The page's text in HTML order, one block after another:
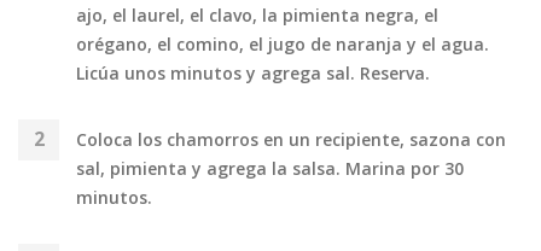
ajo, el laurel, el clavo, la pimienta negra, el
orégano, el comino, el jugo de naranja y el agua.
Licúa unos minutos y agrega sal. Reserva.
Coloca los chamorros en un recipiente, sazona con
sal, pimienta y agrega la salsa. Marina por 30
minutos.